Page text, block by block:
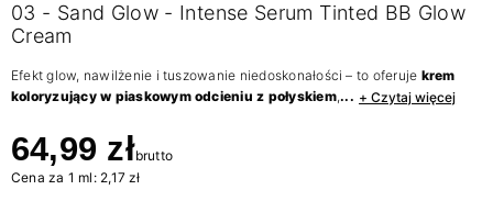
03 - Sand Glow - Intense Serum Tinted BB Glow
Cream
Efekt glow, nawilżenie i tuszowanie niedoskonałości – to oferuje krem
koloryzujący w piaskowym odcieniu z połyskiem,... + Czytaj więcej
64,99 złbrutto
Cena za 1 ml: 2,17 zł